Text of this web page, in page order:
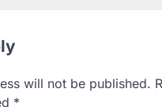
will not be published.
*